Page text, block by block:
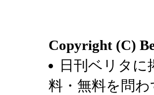
Copyright (C)
日刊ベリタ
料・無料を問